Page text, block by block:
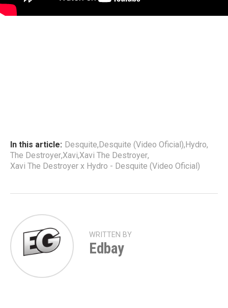
In this article: Desquite,Desquite (Video Oficial),Hydro,
The Destroyer,Xavi,Xavi The Destroyer,
Xavi The Destroyer x Hydro - Desquite (Video Oficial)
WRITTEN BY
Edbay